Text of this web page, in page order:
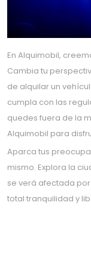
En Alquimobil,
Cambia tu
de alquilar un
cumpla con las
quedes fuera de la
Alquimobil para
Aparca tus
mismo. Explora la
se verá afectada
total tranquilidad y